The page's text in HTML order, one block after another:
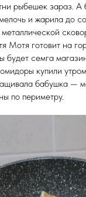
рыбешек зараз.
и жарила до
Мотя готовит на
будет семга
купили
бабушка —
по периметру.